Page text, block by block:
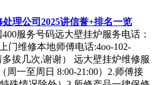
理公司2025讲信誉+排名一览
服务号码远大壁挂炉服务电话：
门维修本地师傅电话:4oo-102-
拔几次,谢谢） 远大壁挂炉维修服
周一至周日 8:00-21:00）2.师傅接